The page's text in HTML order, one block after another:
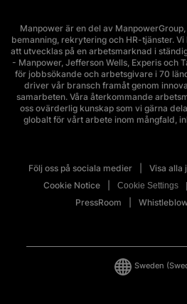
Manpower är en del av
bemanning, rekrytering och HR-tjänster.
att utvecklas på en arbetsmarknad i
- Manpower, Jefferson Wells, Experis och
för jobbsökande och arbetsgivare i 70
driver vår bransch framåt genom
samarbeten. Våra återkommande
oss ovärderlig kunskap som vi gärna
globalt för vårt arbete inom mångfald,
Följ oss på sociala medier Visa alla
Cookie Notice
Cookie Settings
PressRoom
Sweden